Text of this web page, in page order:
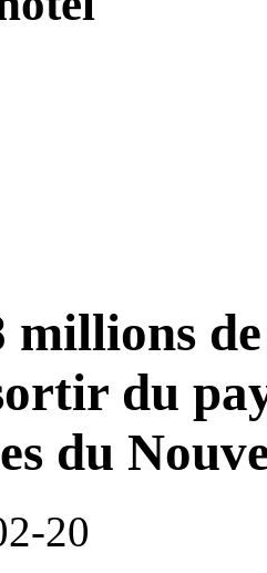
millions
du
du
20